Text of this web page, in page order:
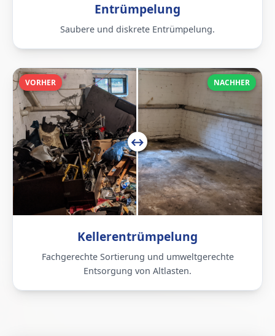
Entrümpelung
Saubere und diskrete Entrümpelung.
NACHHER
VORHER
Kellerentrümpelung
Fachgerechte Sortierung und umweltgerechte
Entsorgung von Altlasten.